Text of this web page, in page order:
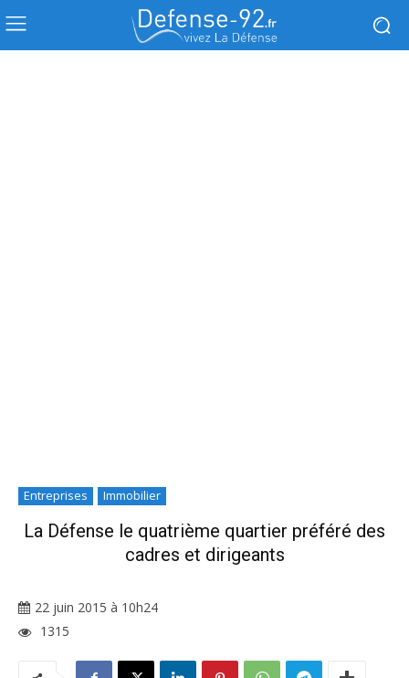
Entreprises Immobilier
La Défense le quatrième quartier préféré des
cadres et dirigeants
22 juin 2015 à 10h24
1315